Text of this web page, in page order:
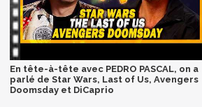
En tête-à-tête avec PEDRO PASCAL, on a
parlé de Star Wars, Last of Us, Avengers
Doomsday et DiCaprio